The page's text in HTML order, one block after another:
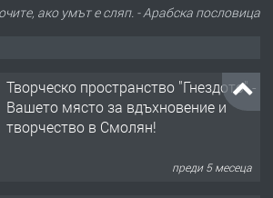
ако умът е сляп. - Арабска пословица
Творческо пространство "Гнездото" -
Вашето място за вдъхновение и
творчество в Смолян!
преди 5 месеца